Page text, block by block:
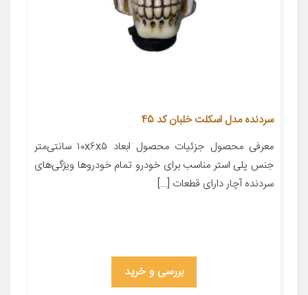
سردنده مدل اسکلت خلبان کد 45
معرفی محصول جزئیات محصول ابعاد ۱۰x۶x۵ سانتی‌متر
جنس پلی استر مناسب برای خودرو تمام خودروها ویژگی‌های
سردنده آچار دارای قطعات […]
بررسی و خرید